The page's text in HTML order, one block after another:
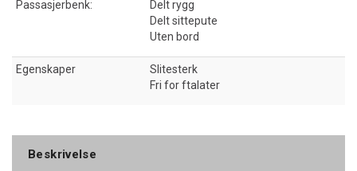
Passasjerbenk:
Delt rygg
Delt sittepute
Uten bord
Egenskaper
Slitesterk
Fri for ftalater
Beskrivelse